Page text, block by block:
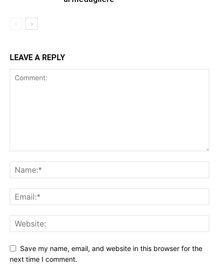
LEAVE A REPLY
Save my name, email, and website in this browser for the
next time I comment.